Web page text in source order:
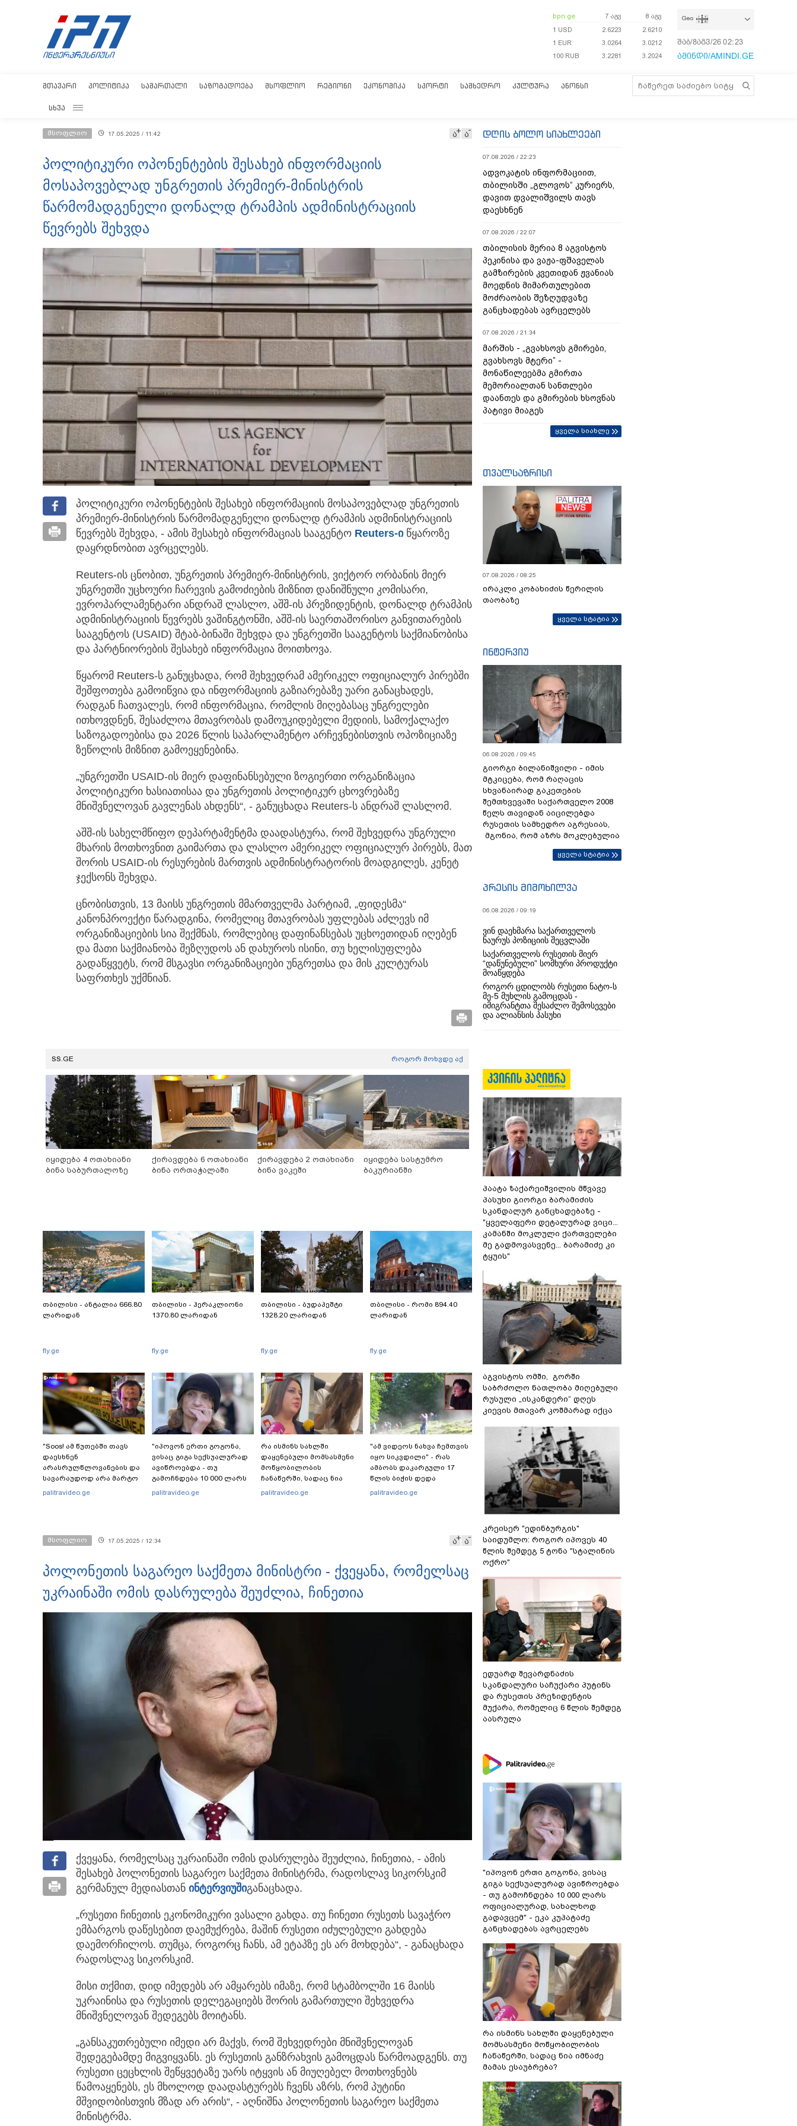
bpn.ge 7 აგვ
8 აგვ
1 USD
2.6223
2.6210
1 EUR
3.0264
3.0212
100 RUB
3.2281 3.2024
Geo
შაბ/8აგვ/26 02:23:36
ამინდი/AMINDI.GE
ᲛᲗᲐᲕᲐᲠᲘ ᲞᲝᲚᲘᲢᲘᲙᲐ ᲡᲐᲛᲐᲠᲗᲐᲚᲘ ᲡᲐᲖᲝᲒᲐᲓᲝᲔᲑᲐ ᲛᲡᲝᲤᲚᲘᲝ ᲠᲔᲒᲘᲝᲜᲘ ᲔᲙᲝᲜᲝᲛᲘᲙᲐ ᲡᲞᲝᲠᲢᲘ ᲡᲐᲛᲮᲔᲓᲠᲝ ᲙᲣᲚᲢᲣᲠᲐ ᲐᲜᲝᲜᲡᲘ
ᲡᲮᲕᲐ
მსოფლიო 17.05.2025 / 11:42 ა ა
პოლიტიკური ოპონენტების შესახებ ინფორმაციის
მოსაპოვებლად უნგრეთის პრემიერ-მინისტრის
წარმომადგენელი დონალდ ტრამპის ადმინისტრაციის
წევრებს შეხვდა
პოლიტიკური ოპონენტების შესახებ ინფორმაციის მოსაპოვებლად უნგრეთის
პრემიერ-მინისტრის წარმომადგენელი დონალდ ტრამპის ადმინისტრაციის
წევრებს შეხვდა, - ამის შესახებ ინფორმაციას სააგენტო Reuters-იწყაროზე
დაყრდნობით ავრცელებს.
Reuters-ის ცნობით, უნგრეთის პრემიერ-მინისტრის, ვიქტორ ორბანის მიერ
უნგრეთში უცხოური ჩარევის გამოძიების მიზნით დანიშნული კომისარი,
ევროპარლამენტარი ანდრაშ ლასლო, აშშ-ის პრეზიდენტის, დონალდ ტრამპის
ადმინისტრაციის წევრებს ვაშინგტონში, აშშ-ის საერთაშორისო განვითარების
სააგენტოს (USAID) შტაბ-ბინაში შეხვდა და უნგრეთში სააგენტოს საქმიანობისა
და პარტნიორების შესახებ ინფორმაცია მოითხოვა.
წყარომ Reuters-ს განუცხადა, რომ შეხვედრამ ამერიკელ ოფიციალურ პირებში
შეშფოთება გამოიწვია და ინფორმაციის გაზიარებაზე უარი განაცხადეს,
რადგან ჩათვალეს, რომ ინფორმაცია, რომლის მიღებასაც უნგრელები
ითხოვდნენ, შესაძლოა მთავრობას დამოუკიდებელი მედიის, სამოქალაქო
საზოგადოებისა და 2026 წლის საპარლამენტო არჩევნებისთვის ოპოზიციაზე
ზეწოლის მიზნით გამოეყენებინა.
„უნგრეთში USAID-ის მიერ დაფინანსებული ზოგიერთი ორგანიზაცია
პოლიტიკური ხასიათისაა და უნგრეთის პოლიტიკურ ცხოვრებაზე
მნიშვნელოვან გავლენას ახდენს“, - განუცხადა Reuters-ს ანდრაშ ლასლომ.
აშშ-ის სახელმწიფო დეპარტამენტმა დაადასტურა, რომ შეხვედრა უნგრული
მხარის მოთხოვნით გაიმართა და ლასლო ამერიკელ ოფიციალურ პირებს, მათ
შორის USAID-ის რესურების მართვის ადმინისტრატორის მოადგილეს, კენეტ
ჯექსონს შეხვდა.
ცნობისთვის, 13 მაისს უნგრეთის მმართველმა პარტიამ, „ფიდესმა“
კანონპროექტი წარადგინა, რომელიც მთავრობას უფლებას აძლევს იმ
ორგანიზაციების სია შექმნას, რომლებიც დაფინანსებას უცხოეთიდან იღებენ
და მათი საქმიანობა შეზღუდოს ან დახუროს ისინი, თუ ხელისუფლება
გადაწყვეტს, რომ მსგავსი ორგანიზაციები უნგრეთსა და მის კულტურას
საფრთხეს უქმნიან.
SS.GE როგორ მოხვდე აქ
იყიდება 4 ოთახიანი
ბინა საბურთალოზე
ქირავდება 6 ოთახიანი
ბინა ორთაჭალაში
ქირავდება 2 ოთახიანი
ბინა ვაკეში
იყიდება სასტუმრო
ბაკურიანში
თბილისი - ანტალია 666.80
ლარიდან
fly.ge
თბილისი - ჰერაკლიონი
1370.80 ლარიდან
fly.ge
თბილისი - ბუდაპეშტი
1328.20 ლარიდან
fly.ge
თბილისი - რომი 894.40
ლარიდან
fly.ge
"Soos! ამ წუთებში თავს
დაესხნენ
არასრულწლოვანების და
სავარაუდოდ არა მარტო
არასრულწლოვანების
palitravideo.ge
"იპოვონ ერთი გოგონა,
ვისაც გიგა სექსუალურად
ავიწროებდა - თუ
გამოჩნდება 10 000 ლარს
ოფიციალურად,
palitravideo.ge
რა ისმინს სახლში
დაყენებული მომსასმენი
მოწყობილობის
ჩანაწერში, სადაც ნია
იმნაძე მამას ესაუბრება?
palitravideo.ge
"ამ ვიდეოს ნახვა ჩემთვის
იყო სიკვდილი" - რას
ამბობს დაკარგული 17
წლის ბიჭის დედა
ვიდეოკადრებზე, სადაც
palitravideo.ge
მსოფლიო 17.05.2025 / 12:34 ა ა
პოლონეთის საგარეო საქმეთა მინისტრი - ქვეყანა, რომელსაც
უკრაინაში ომის დასრულება შეუძლია, ჩინეთია
ქვეყანა, რომელსაც უკრაინაში ომის დასრულება შეუძლია, ჩინეთია, - ამის
შესახებ პოლონეთის საგარეო საქმეთა მინისტრმა, რადოსლავ სიკორსკიმ
გერმანულ მედიასთან ინტერვიუშიგანაცხადა.
„რუსეთი ჩინეთის ეკონომიკური ვასალი გახდა. თუ ჩინეთი რუსეთს სავაჭრო
ემბარგოს დაწესებით დაემუქრება, მაშინ რუსეთი იძულებული გახდება
დაემორჩილოს. თუმცა, როგორც ჩანს, ამ ეტაპზე ეს არ მოხდება“, - განაცხადა
რადოსლავ სიკორსკიმ.
მისი თქმით, დიდ იმედებს არ ამყარებს იმაზე, რომ სტამბოლში 16 მაისს
უკრაინისა და რუსეთის დელეგაციებს შორის გამართული შეხვედრა
მნიშვნელოვან შედეგებს მოიტანს.
„განსაკუთრებული იმედი არ მაქვს, რომ შეხვედრები მნიშვნელოვან
შედეგებამდე მიგვიყვანს. ეს რუსეთის განზრახვის გამოცდას წარმოადგენს. თუ
რუსეთი ცეცხლის შეწყვეტაზე უარს იტყვის ან მიუღებელ მოთხოვნებს
წამოაყენებს, ეს მხოლოდ დაადასტურებს ჩვენს აზრს, რომ პუტინი
მშვიდობისთვის მზად არ არის“, - აღნიშნა პოლონეთის საგარეო საქმეთა
მინისტრმა.
დღის ბოლო სიახლეები
07.08.2026 / 22:23
ადვოკატის ინფორმაციით,
თბილისში „გლოვოს“ კურიერს,
დავით დვალიშვილს თავს
დაესხნენ
07.08.2026 / 22:07
თბილისის მერია 8 აგვისტოს
პეკინისა და ვაჟა-ფშაველას
გამზირების კვეთიდან ჟვანიას
მოედნის მიმართულებით
მოძრაობის შეზღუდვაზე
განცხადებას ავრცელებს
07.08.2026 / 21:34
მარშის - „გვახსოვს გმირები,
გვახსოვს მტერი” -
მონაწილეებმა გმირთა
მემორიალთან სანთლები
დაანთეს და გმირების ხსოვნას
პატივი მიაგეს
ყველა სიახლე
თვალსაზრისი
07.08.2026 / 08:25
ირაკლი კობახიძის წერილის
თაობაზე
ყველა სტატია
ინტერვიუ
06.08.2026 / 09:45
გიორგი ბილანიშვილი - იმის
მტკიცება, რომ რაღაცის
სხვანაირად გაკეთების
შემთხვევაში საქართველო 2008
წელს თავიდან აიცილებდა
რუსეთის სამხედრო აგრესიას,
მგონია, რომ აზრს მოკლებულია
ყველა სტატია
პრესის მიმოხილვა
06.08.2026 / 09:19
ვინ დაეხმარა საქართველოს
ნაურუს პოზიციის შეცვლაში
საქართველოს რუსეთის მიერ
“დაწუნებული” სომხური პროდუქტი
მოაწყდება
როგორ ცდილობს რუსეთი ნატო-ს
მე-5 მუხლის გამოცდას -
იმიგრანტთა შესაძლო შემოსევები
და ალიანსის პასუხი
პაატა ზაქარეიშვილის მწვავე
პასუხი გიორგი ბარამიძის
სკანდალურ განცხადებაზე -
"ყველაფერი დეტალურად ვიცი...
კამანში მოკლული ქართველები
მე გადმოვასვენე... ბარამიძე კი
ტყუის"
აგვისტოს ომში, გორში
საბრძოლო ნათლობა მიღებული
რუსული „ისკანდერი“ დღეს
კიევის მთავარ კოშმარად იქცა
კრეისერ "ედინბურგის"
საიდუმლო: როგორ იპოვეს 40
წლის შემდეგ 5 ტონა "სტალინის
ოქრო"
ედუარდ შევარდნაძის
სკანდალური საჩუქარი პუტინს
და რუსეთის პრეზიდენტის
მუქარა, რომელიც 6 წლის შემდეგ
აასრულა
"იპოვონ ერთი გოგონა, ვისაც
გიგა სექსუალურად ავიწროებდა
- თუ გამოჩნდება 10 000 ლარს
ოფიციალურად, სახალხოდ
გადავცემ" - ეკა კუპატაძე
განცხადებას ავრცელებს
რა ისმინს სახლში დაყენებული
მომსასმენი მოწყობილობის
ჩანაწერში, სადაც ნია იმნაძე
მამას ესაუბრება?